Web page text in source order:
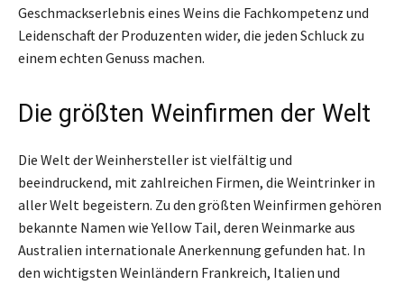
Geschmackserlebnis eines Weins die Fachkompetenz und
Leidenschaft der Produzenten wider, die jeden Schluck zu
einem echten Genuss machen.
Die größten Weinfirmen der Welt
Die Welt der Weinhersteller ist vielfältig und
beeindruckend, mit zahlreichen Firmen, die Weintrinker in
aller Welt begeistern. Zu den größten Weinfirmen gehören
bekannte Namen wie Yellow Tail, deren Weinmarke aus
Australien internationale Anerkennung gefunden hat. In
den wichtigsten Weinländern Frankreich, Italien und